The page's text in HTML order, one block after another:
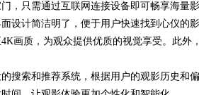
，只需通过互联网连接设备即可畅享海量
设计简洁明了，便于用户快速找到心仪的
画质，为观众提供优质的视觉享受。此
搜索和推荐系统，根据用户的观影历史和